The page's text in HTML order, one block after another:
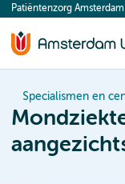
content
Patiëntenzorg
Specialismen en